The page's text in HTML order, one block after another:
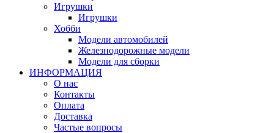
Игрушки
Игрушки
Хобби
Модели автомобилей
Железнодорожные модели
Модели для сборки
ИНФОРМАЦИЯ
О нас
Контакты
Оплата
Доставка
Частые вопросы